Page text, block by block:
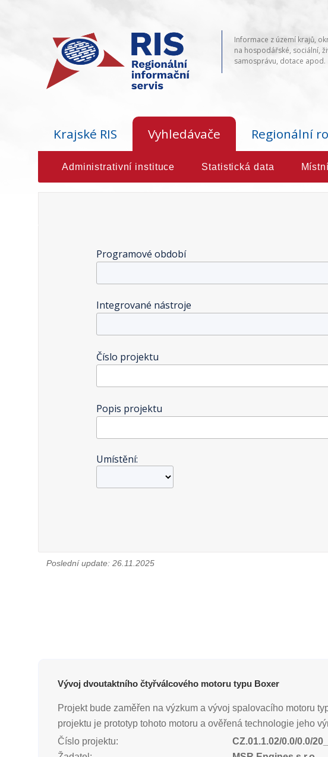
Informace z území krajů,
na hospodářské, sociální,
samosprávu, dotace apod.
Krajské RIS Vyhledávače Regionální
Administrativní instituce Statistická data
Programové období
Integrované nástroje
Číslo projektu
Popis projektu
Umístění:
Poslední update: 26.11.2025
Vývoj dvoutaktního čtyřválcového motoru typu Boxer
Projekt bude zaměřen na výzkum a vývoj spalovacího motoru
projektu je prototyp tohoto motoru a ověřená technologie jeho
Číslo projektu:
CZ.01.1.02/0.0/0.0/